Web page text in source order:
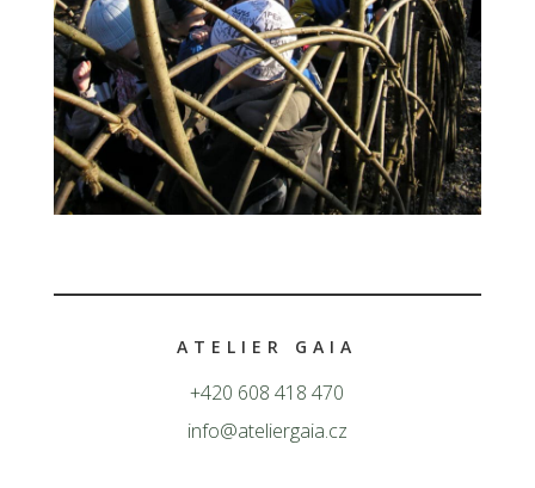
ATELIER GAIA
+420 608 418 470
info@ateliergaia.cz